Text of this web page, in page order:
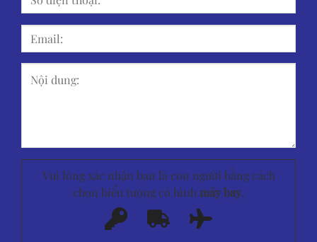
Vui lòng xác nhận bạn là con người bằng cách
chọn biểu tượng có hình máy bay.